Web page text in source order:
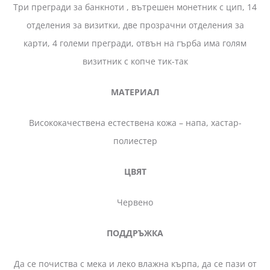
Три прегради за банкноти , вътрешен монетник с цип, 14
отделения за визитки, две прозрачни отделения за
карти, 4 големи прегради, отвън на гърба има голям
визитник с копче тик-так
МАТЕРИАЛ
Висококачествена естествена кожа – напа, хастар-
полиестер
ЦВЯТ
Червено
ПОДДРЪЖКА
Да се почиства с мека и леко влажна кърпа, да се пази от